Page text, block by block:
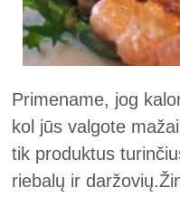
Primename, jog
kol jūs valgote
tik produktus
riebalų ir daržovių.